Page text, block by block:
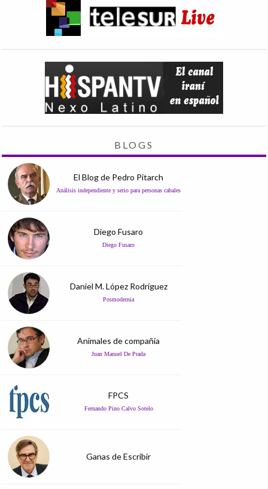
BLOGS
El Blog de Pedro Pitarch
Análisis independiente y serio para personas cabales
Diego Fusaro
Diego Fusaro
Daniel M. López Rodríguez
Posmodernia
Animales de compañía
Juan Manuel De Prada
FPCS
Fernando Pino Calvo Sotelo
Ganas de Escribir